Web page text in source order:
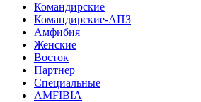
Командирские
Командирские-АПЗ
Амфибия
Женские
Восток
Партнер
Специальные
AMFIBIA